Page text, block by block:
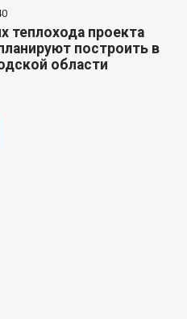
теплохода проекта
построить в
области